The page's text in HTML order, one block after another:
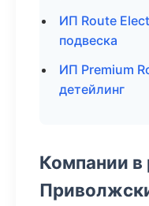
ИП Route
подвеска
ИП Premium
детейлинг
Компании в